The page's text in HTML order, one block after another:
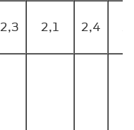
2,3 2,1 2,4